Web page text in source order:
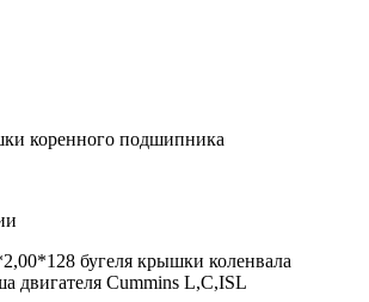
коренного подшипника
бугеля крышки коленвала
двигателя Cummins L,C,ISL